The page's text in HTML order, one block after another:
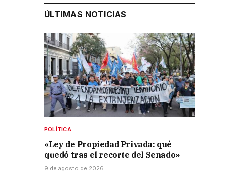
ÚLTIMAS NOTICIAS
POLÍTICA
«Ley de Propiedad Privada: qué
quedó tras el recorte del Senado»
9 de agosto de 2026